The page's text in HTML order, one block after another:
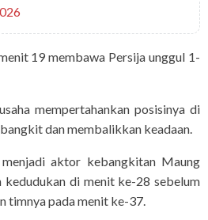
19 membawa Persija unggul 1-
mempertahankan posisinya di
dan membalikkan keadaan.
aktor kebangkitan Maung
kedudukan di menit ke-28 sebelum
timnya pada menit ke-37.